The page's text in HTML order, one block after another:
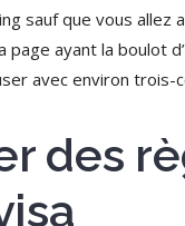
sauf que vous
ayant la boulot
avec environ trois-
des